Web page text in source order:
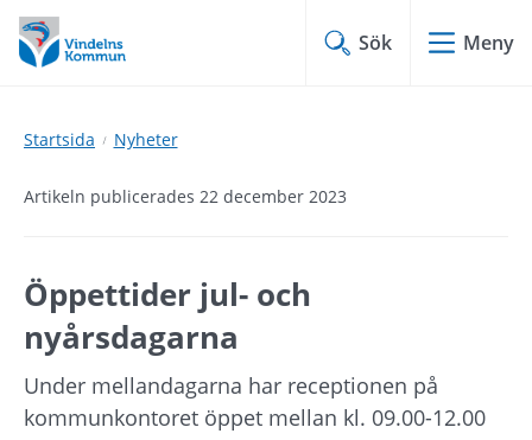
Hoppa
till
innehåll
Hoppa
till
undermeny
Sök Meny
Startsida Nyheter
Artikeln publicerades 22 december 2023
Öppettider jul- och
nyårsdagarna
Under mellandagarna har receptionen på
kommunkontoret öppet mellan kl. 09.00-12.00